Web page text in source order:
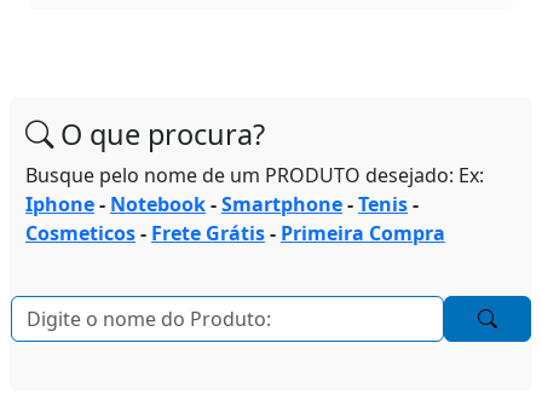
O que procura?
Busque pelo nome de um PRODUTO desejado: Ex:
Iphone- Notebook-Smartphone-Tenis-
Cosmeticos- Frete Grátis- Primeira Compra